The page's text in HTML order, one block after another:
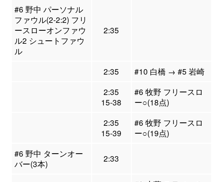
#6 野中 パーソナル
ファウル(2-2:2) フリ
ースローオンファウ
ル2 シュートファウ
ル
2:35
2:35
#10 白橋 → #5 岩崎
2:35
15-38
#6 牧野 フリースロ
ー○(18点)
2:35
15-39
#6 牧野 フリースロ
ー○(19点)
#6 野中 ターンオー
バー(3本)
2:33